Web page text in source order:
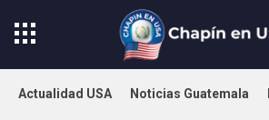
Actualidad USA Noticias Guatemala